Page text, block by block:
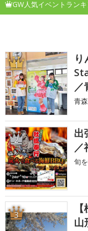
GW人気イベントラン
1
／
青
2
出
／
旬
3
山